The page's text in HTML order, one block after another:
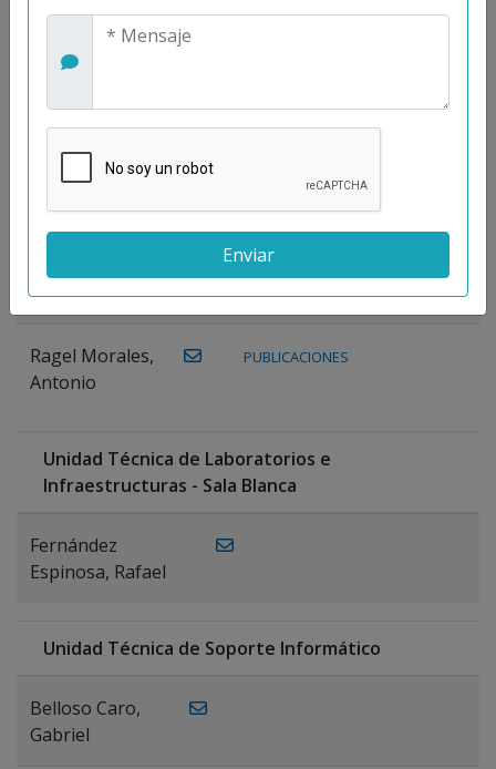
Prieto, Antonio
Mora
Gutiérrez, José
PUBLICACIONES
Moreno
Rocío
Ragel Morales,
Antonio
PUBLICACIONES
Unidad Técnica de Laboratorios e
Infraestructuras - Sala Blanca
Fernández
Espinosa, Rafael
Unidad Técnica de Soporte Informático
Belloso Caro,
Gabriel